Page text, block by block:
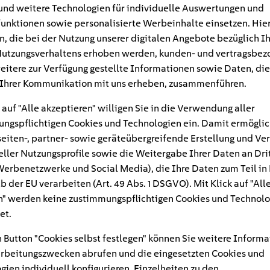
#
frau-fenster-
weitere Technologien für individuelle Auswertungen und
sowie personalisierte Werbeinhalte einsetzen.
die bei der Nutzung unserer digitalen Angebote bezüglich
erhoben werden, kunden- und
zur Verfügung gestellte Informationen sowie Daten,
Kommunikation mit uns erheben, zusammenführen.
"Alle akzeptieren" willigen Sie in die Verwendung aller
Cookies und Technologien ein. Damit
, partner- sowie geräteübergreifende Erstellung und
Nutzungsprofile sowie die Weitergabe Ihrer Daten an
und Social Media), die Ihre Daten zum Teil in
der EU verarbeiten (Art. 49 Abs. 1 DSGVO). Mit Klick auf
werden keine zustimmungspflichtigen Cookies und
Button "Cookies selbst festlegen" können Sie weitere
abrufen und die eingesetzten Cookies und